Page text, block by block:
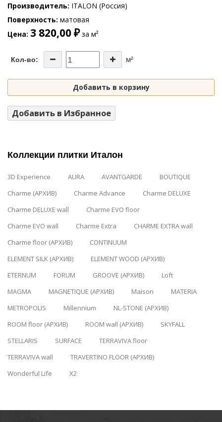
Производитель ITALON (Россия)
Поверхность матовая
Цена 3 820,00 ₽за м²
Кол-во: м²
Добавить в корзину
Добавить в Избранное
Коллекции плитки Италон
3D Experience AURA AVANTGARDE
BOUTIQUE
Charme (АРХИВ)
Charme Advance
Charme DELUXE
Charme DELUXE wall
Charme EVO floor
Charme EVO wall
Charme Extra
CHARME EXTRA wall
Charme floor (АРХИВ)
CONTINUUM
ELEMENT SILK (АРХИВ)
ELEMENT WOOD (АРХИВ)
ETERNUM
FORUM GROOVE (АРХИВ)
Loft
MAGMA
MAGNETIQUE (АРХИВ) Maison
MATERIA
METROPOLIS
Millennium
NL-STONE (АРХИВ)
ROOM floor (АРХИВ)
ROOM wall (АРХИВ)
SKYFALL
STELLARIS
SURFACE
TERRAVIVA floor
TERRAVIVA wall
TRAVERTINO FLOOR (АРХИВ)
Wonderful Life
X2